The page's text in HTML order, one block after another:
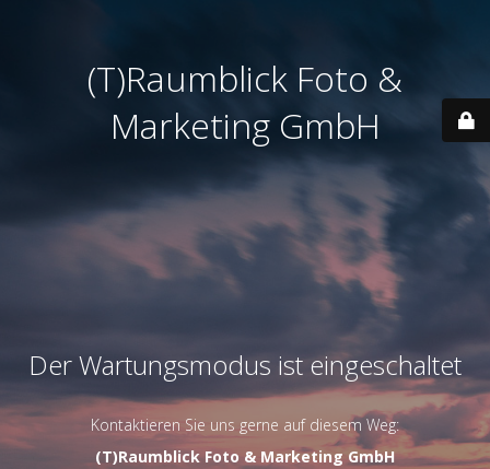
(T)Raumblick Foto &
Marketing GmbH
Der Wartungsmodus ist eingeschaltet
Kontaktieren Sie uns gerne auf diesem Weg:
(T)Raumblick Foto & Marketing GmbH